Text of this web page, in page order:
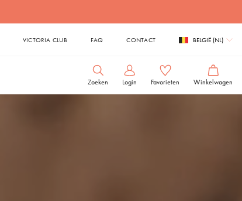
VICTORIA CLUB FAQ CONTACT BELGIË (NL)
Zoeken Login Favorieten Winkelwagen